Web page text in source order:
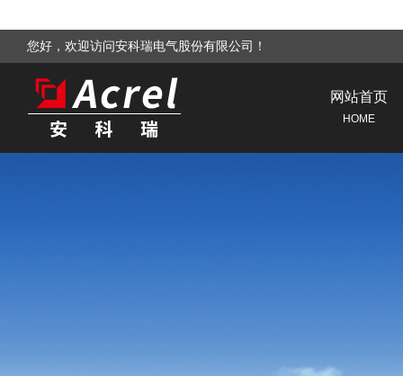
您好，欢迎访问安科瑞电气股份有限公司！
网站首页
HOME